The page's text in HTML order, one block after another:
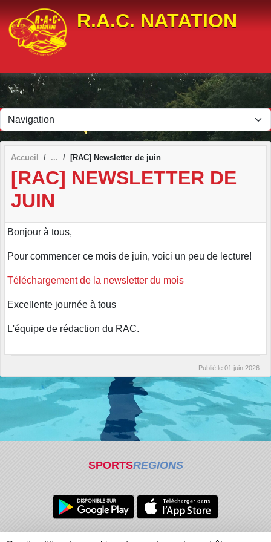
R.A.C. NATATION
Accueil [RAC] Newsletter de juin
[RAC] NEWSLETTER DE
JUIN
Bonjour à tous,
Pour commencer ce mois de juin, voici un peu de lecture!
Téléchargement de la newsletter du mois
Excellente journée à tous
L'équipe de rédaction du RAC.
Publié le 01 juin 2026
SPORTSREGIONS
Charte cookies Gestion des cookies
Panneau de gestion des cookies